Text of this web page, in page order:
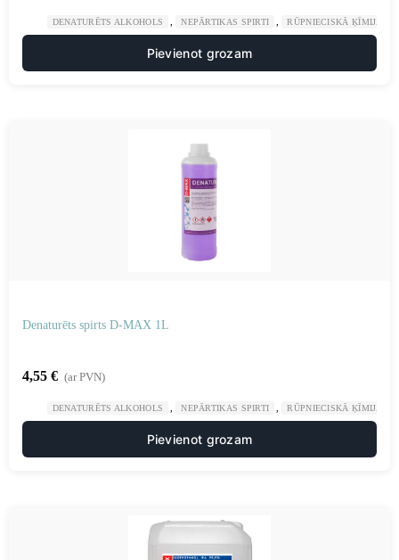
DENATURĒTS ALKOHOLS NEPĀRTIKAS SPIRTI RŪPNIECISKĀ ĶĪMIJA
Pievienot grozam
Denaturēts spirts D-MAX 1L
4,55 € (ar PVN)
DENATURĒTS ALKOHOLS NEPĀRTIKAS SPIRTI RŪPNIECISKĀ ĶĪMIJA
Pievienot grozam